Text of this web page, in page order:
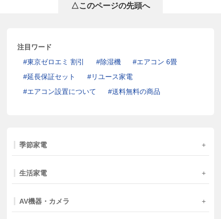
△このページの先頭へ
注目ワード
東京ゼロエミ 割引
除湿機
エアコン 6畳
延長保証セット
リユース家電
エアコン設置について
送料無料の商品
季節家電
生活家電
AV機器・カメラ